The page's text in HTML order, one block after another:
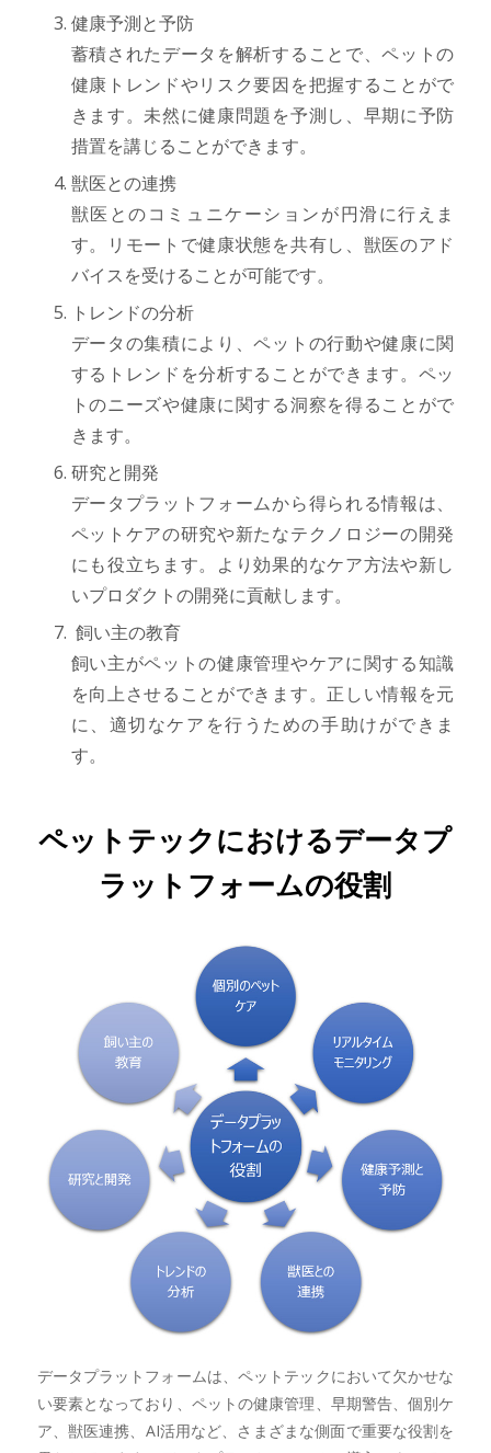
健康予測と予防
蓄積されたデータを解析することで、ペットの
健康トレンドやリスク要因を把握することがで
きます。未然に健康問題を予測し、早期に予防
措置を講じることができます。
獣医との連携
獣医とのコミュニケーションが円滑に行えま
す。リモートで健康状態を共有し、獣医のアド
バイスを受けることが可能です。
トレンドの分析
データの集積により、ペットの行動や健康に関
するトレンドを分析することができます。ペッ
トのニーズや健康に関する洞察を得ることがで
きます。
研究と開発
データプラットフォームから得られる情報は、
ペットケアの研究や新たなテクノロジーの開発
にも役立ちます。より効果的なケア方法や新し
いプロダクトの開発に貢献します。
飼い主の教育
飼い主がペットの健康管理やケアに関する知識
を向上させることができます。正しい情報を元
に、適切なケアを行うための手助けができま
す。
ペットテックにおけるデータプ
ラットフォームの役割
データプラットフォームは、ペットテックにおいて欠かせな
い要素となっており、ペットの健康管理、早期警告、個別ケ
ア、獣医連携、AI活用など、さまざまな側面で重要な役割を